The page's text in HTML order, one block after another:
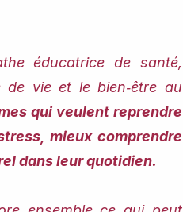
éducatrice de santé,
de vie et le bien‑être au
qui veulent reprendre
mieux comprendre
dans leur quotidien.